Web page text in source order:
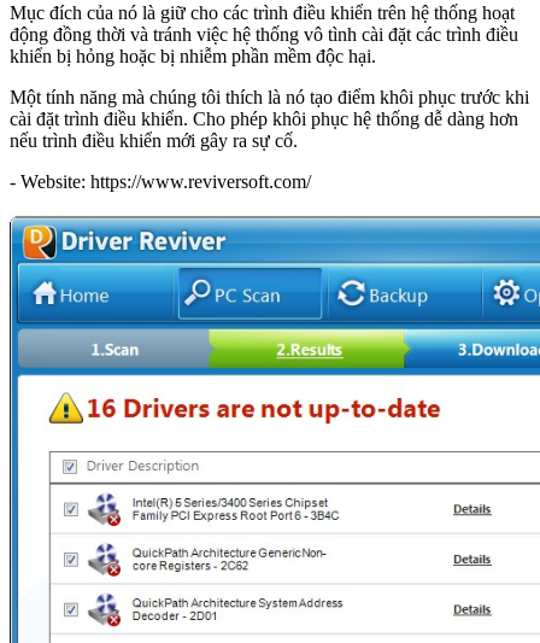
Mục đích của nó là giữ cho các trình điều khiển trên hệ thống hoạt
động đồng thời và tránh việc hệ thống vô tình cài đặt các trình điều
khiển bị hỏng hoặc bị nhiễm phần mềm độc hại.
Một tính năng mà chúng tôi thích là nó tạo điểm khôi phục trước khi
cài đặt trình điều khiển. Cho phép khôi phục hệ thống dễ dàng hơn
nếu trình điều khiển mới gây ra sự cố.
- Website: https://www.reviversoft.com/